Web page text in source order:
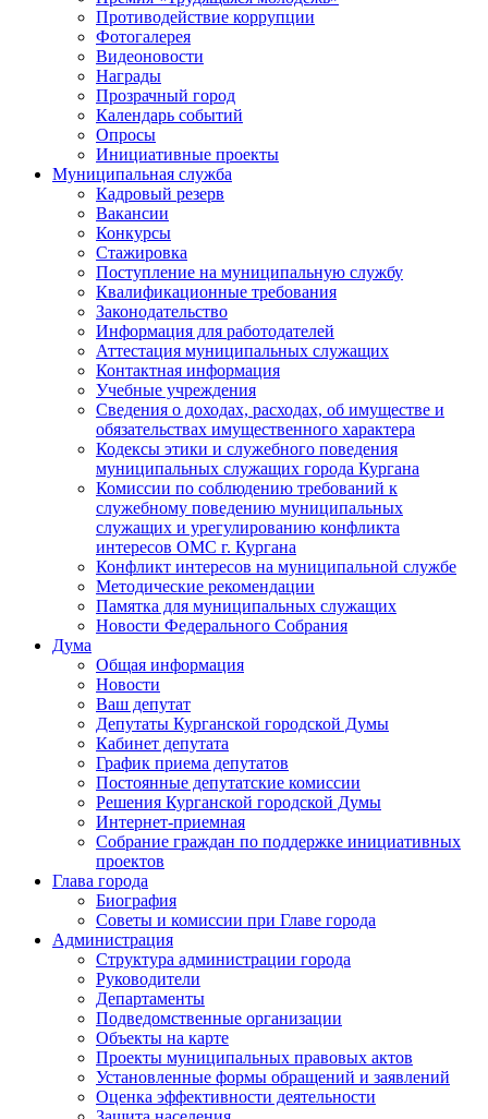
Противодействие коррупции
Фотогалерея
Видеоновости
Награды
Прозрачный город
Календарь событий
Опросы
Инициативные проекты
Муниципальная служба
Кадровый резерв
Вакансии
Конкурсы
Стажировка
Поступление на муниципальную службу
Квалификационные требования
Законодательство
Информация для работодателей
Аттестация муниципальных служащих
Контактная информация
Учебные учреждения
Сведения о доходах, расходах, об имуществе и
обязательствах имущественного характера
Кодексы этики и служебного поведения
муниципальных служащих города Кургана
Комиссии по соблюдению требований к
служебному поведению муниципальных
служащих и урегулированию конфликта
интересов ОМС г. Кургана
Конфликт интересов на муниципальной службе
Методические рекомендации
Памятка для муниципальных служащих
Новости Федерального Cобрания
Дума
Общая информация
Новости
Ваш депутат
Депутаты Курганской городской Думы
Кабинет депутата
График приема депутатов
Постоянные депутатские комиссии
Решения Курганской городской Думы
Интернет-приемная
Собрание граждан по поддержке инициативных
проектов
Глава города
Биография
Советы и комиссии при Главе города
Администрация
Структура администрации города
Руководители
Департаменты
Подведомственные организации
Объекты на карте
Проекты муниципальных правовых актов
Установленные формы обращений и заявлений
Оценка эффективности деятельности